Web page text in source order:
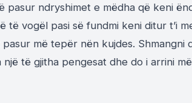
pasur ndryshimet e mëdha që keni
të vogël pasi së fundmi keni ditur t’i
më tepër nën kujdes. Shmangni
një të gjitha pengesat dhe do i arrini